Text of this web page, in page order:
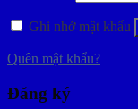
Ghi nhớ mật khẩu
Quên mật khẩu?
Đăng ký